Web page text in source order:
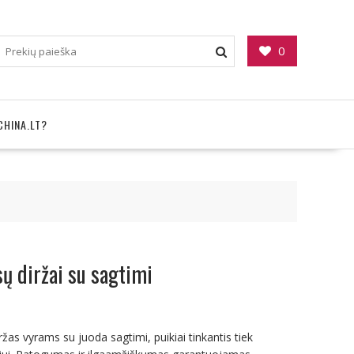
0
diržai su sagtimi
vyrams su juoda sagtimi, puikiai tinkantis tiek